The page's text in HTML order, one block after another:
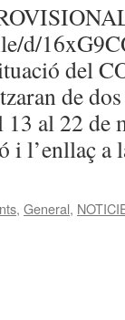
d/
del
de
al 22 de
i l’enllaç
, General,